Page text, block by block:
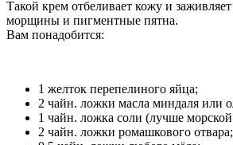
Такой крем отбеливает кожу и
морщины и пигментные пятна.
Вам понадобится:
1 желток перепелиного яйца;
2 чайн. ложки масла миндаля или
1 чайн. ложка соли (лучше
2 чайн. ложки ромашкового отвара;